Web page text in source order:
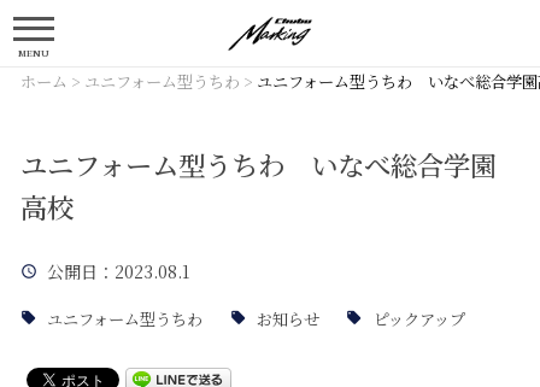
MENU
ホーム > ユニフォーム型うちわ > ユニフォーム型うちわ いなべ総合学
ユニフォーム型うちわ いなべ総合学園
高校
公開日 ：2023.08.1
ユニフォーム型うちわ お知らせ ピックアップ